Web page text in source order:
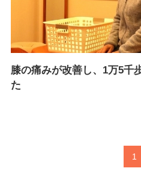
膝の痛みが改善し、1万5千
た
1